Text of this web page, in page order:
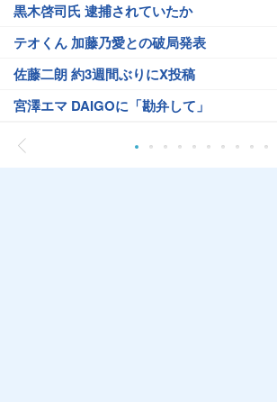
黒木啓司氏 逮捕されていたか
テオくん 加藤乃愛との破局発表
佐藤二朗 約3週間ぶりにX投稿
宮澤エマ DAIGOに「勘弁して」